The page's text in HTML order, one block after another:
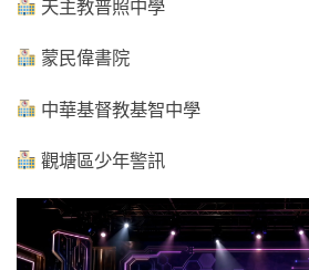
天主教普照中學
蒙民偉書院
中華基督教基智中學
觀塘區少年警訊